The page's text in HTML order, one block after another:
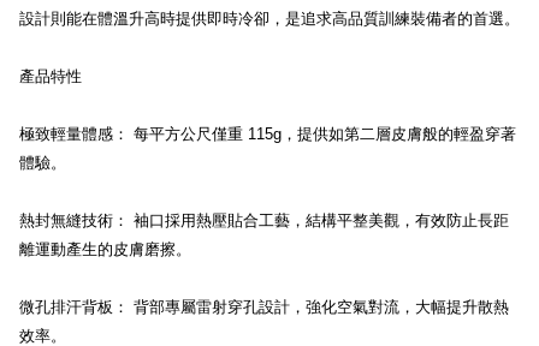
設計則能在體溫升高時提供即時冷卻，是追求高品質訓練裝備者的首選。
產品特性
極致輕量體感： 每平方公尺僅重 115g，提供如第二層皮膚般的輕盈穿著
體驗。
熱封無縫技術： 袖口採用熱壓貼合工藝，結構平整美觀，有效防止長距
離運動產生的皮膚磨擦。
微孔排汗背板： 背部專屬雷射穿孔設計，強化空氣對流，大幅提升散熱
效率。